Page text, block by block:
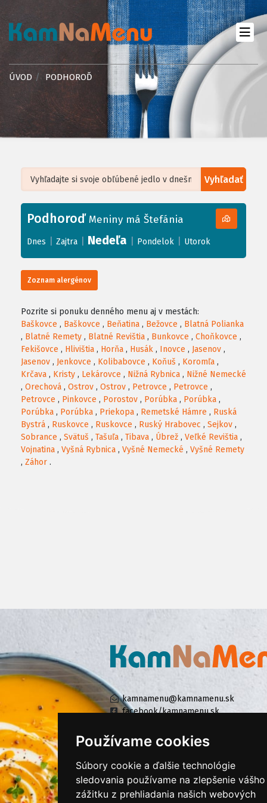
Používame cookies
Súbory cookie a ďalšie technológie
sledovania používame na zlepšenie vášho
zážitku z prehliadania našich webových
ÚVOD PODHOROĎ
Vyhľadať
+
−
Leaflet| ©OpenStreetMap, Tiles courtesy ofHumanitarian OpenStreetMap
PodhoroďMeniny má Štefánia
Dnes Zajtra Nedeľa Pondelok Utorok
Zoznam alergénov
Pozrite si ponuku denného menu aj v mestách:
Baškovce , Baškovce , Beňatina , Bežovce , Blatná Polianka
, Blatné Remety , Blatné Revištia , Bunkovce , Choňkovce ,
Fekišovce , Hlivištia , Horňa , Husák , Inovce , Jasenov ,
Jasenov , Jenkovce , Kolibabovce , Koňuš , Koromľa ,
Krčava , Kristy , Lekárovce , Nižná Rybnica , Nižné Nemecké
, Orechová , Ostrov , Ostrov , Petrovce , Petrovce ,
Petrovce , Pinkovce , Porostov , Porúbka , Porúbka ,
Porúbka , Porúbka , Priekopa , Remetské Hámre , Ruská
Bystrá , Ruskovce , Ruskovce , Ruský Hrabovec , Sejkov ,
Sobrance , Svätuš , Tašuľa , Tibava , Úbrež , Veľké Revištia ,
Vojnatina , Vyšná Rybnica , Vyšné Nemecké , Vyšné Remety
, Záhor .
kamnamenu@kamnamenu.sk
facebook/kamnamenu.sk
KONTAKTUJTE NÁS